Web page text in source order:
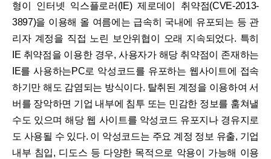
형이 인터넷 익스플로러(IE) 제로데이 취약점(CVE-2013-
3897)을 이용해 올 여름에는 급속히 국내에 유포되는 등 관
리자 계정을 직접 노린 보안위협이 오래 지속되었다. 특히
IE 취약점을 이용한 경우, 사용자가 해당 취약점이 존재하는
IE를 사용하는PC로 악성코드를 유포하는 웹사이트에 접속
하기만 해도 감염되는 방식이다. 탈취된 계정을 이용하여 서
버를 장악하면 기업 내부에 침투 또는 민감한 정보를 훔쳐낼
수도 있으며 해당 웹 사이트를 악성코드 유포지나 경유지로
도 사용될 수 있다. 이 악성코드는 주요 계정 정보 유출, 기업
내부 침입, 디도스 등 다양한 목적으로 악용이 가능해 이용